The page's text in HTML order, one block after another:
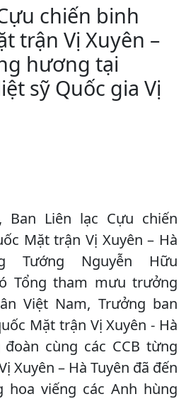
chiến binh
trận Vị Xuyên –
hương tại
sỹ Quốc gia Vị
Ban Liên lạc Cựu chiến
Mặt trận Vị Xuyên – Hà
Tướng Nguyễn Hữu
Tổng tham mưu trưởng
Việt Nam, Trưởng ban
Mặt trận Vị Xuyên - Hà
cùng các CCB từng
Xuyên – Hà Tuyên đã đến
hoa viếng các Anh hùng